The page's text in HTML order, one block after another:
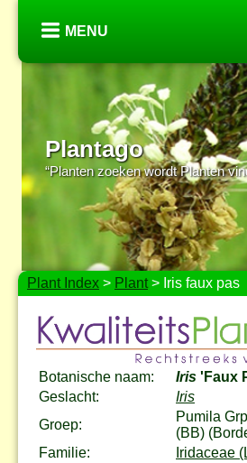
MENU
Plantago
“Planten zoeken wordt Planten
Plant Index > Plant> Iris faux pas
Botanische naam: Iris 'Faux
Geslacht:
Iris
Groep:
Pumila
(BB)
Familie:
Iridaceae